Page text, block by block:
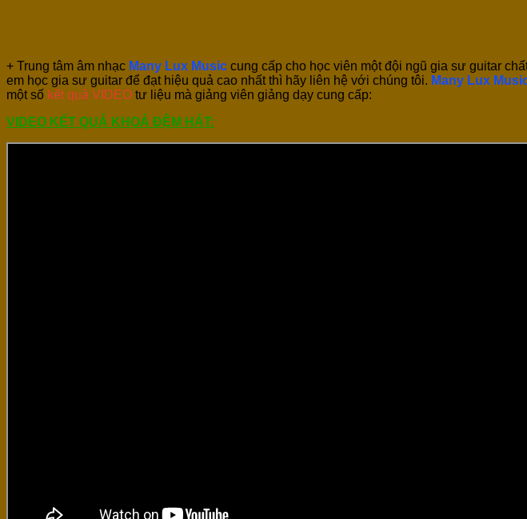
+ Trung tâm âm nhạc Many Lux Music cung cấp cho học viên một đội ngũ gia sư guitar
em học gia sư guitar để đạt hiệu quả cao nhất thì hãy liên hệ với chúng tôi. Many Lux
một số kết quả VIDEO tư liệu mà giảng viên giảng dạy cung cấp:
VIDEO KẾT QUẢ KHOÁ ĐỆM HÁT: